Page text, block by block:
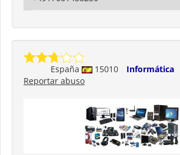
España 15010
Informática
Reportar abuso